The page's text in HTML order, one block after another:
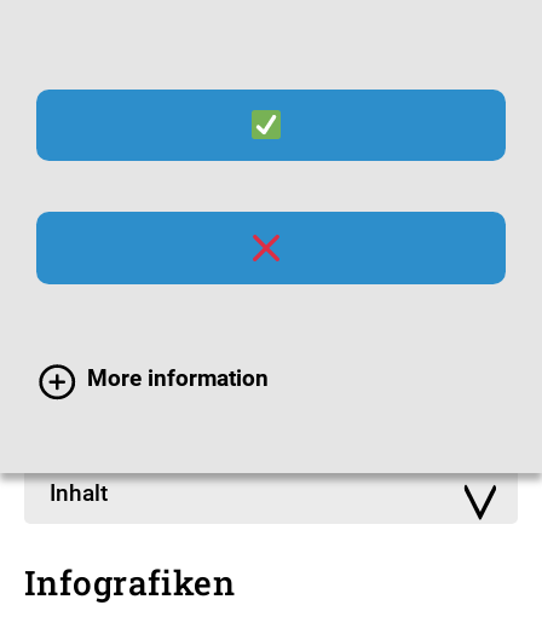
More information
Infomaterialien zu
Atemwegsinfektionen
Inhalt
Infografiken